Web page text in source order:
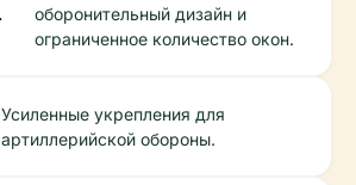
оборонительный дизайн и
ограниченное количество окон.
Усиленные укрепления для
артиллерийской обороны.